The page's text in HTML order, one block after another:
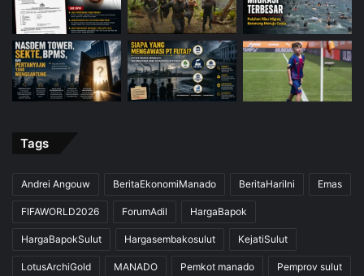
Tags
Andrei Angouw BeritaEkonomiManado BeritaHariIni Emas
FIFAWORLD2026 ForumAdil HargaBapok
HargaBapokSulut Hargasembakosulut KejatiSulut
LotusArchiGold MANADO Pemkot manado Pemprov sulut